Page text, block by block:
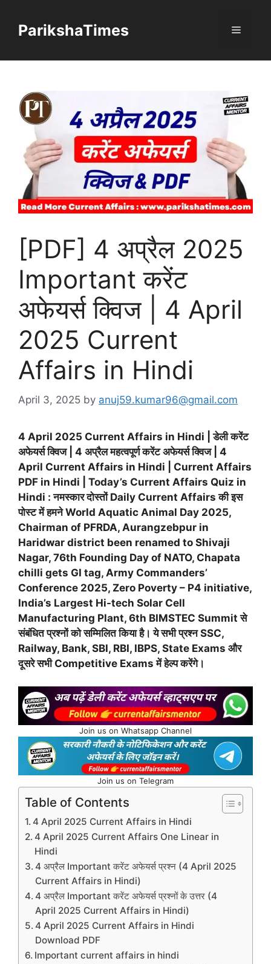
contentParikshaTimes Menu
[PDF] 4 अप्रैल 2025
Important करेंट
अफेयर्स क्विज | 4 April
2025 Current
Affairs in Hindi
April 3, 2025 by anuj59.kumar96@gmail.com
4 April 2025 Current Affairs in Hindi | डेली करेंट
अफेयर्स क्विज | 4 अप्रैल महत्वपूर्ण करेंट अफेयर्स क्विज | 4
April Current Affairs in Hindi | Current Affairs
PDF in Hindi | Today’s Current Affairs Quiz in
Hindi : नमस्कार दोस्तों Daily Current Affairs की इस
पोस्ट में हमने World Aquatic Animal Day 2025,
Chairman of PFRDA, Aurangzebpur in
Haridwar district been renamed to Shivaji
Nagar, 76th Founding Day of NATO, Chapata
chilli gets GI tag, Army Commanders’
Conference 2025, Zero Poverty – P4 initiative,
India’s Largest Hi-tech Solar Cell
Manufacturing Plant, 6th BIMSTEC Summit से
संबंधित प्रश्नों को सम्मिलित किया है। ये सभी प्रश्न SSC,
Railway, Bank, SBI, RBI, IBPS, State Exams और
दूसरे सभी Competitive Exams में हेल्प करेंगे।
Join us on Whatsapp Channel
Join us on Telegram
Table of Contents
4 April 2025 Current Affairs in Hindi
4 April 2025 Current Affairs One Linear in
Hindi
4 अप्रैल Important करेंट अफेयर्स प्रश्न (4 April 2025
Current Affairs in Hindi)
4 अप्रैल Important करेंट अफेयर्स प्रश्नों के उत्तर (4
April 2025 Current Affairs in Hindi)
4 April 2025 Current Affairs in Hindi
Download PDF
Important current affairs in hindi